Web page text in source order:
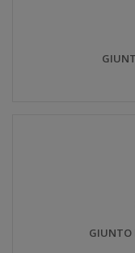
GIUNTO